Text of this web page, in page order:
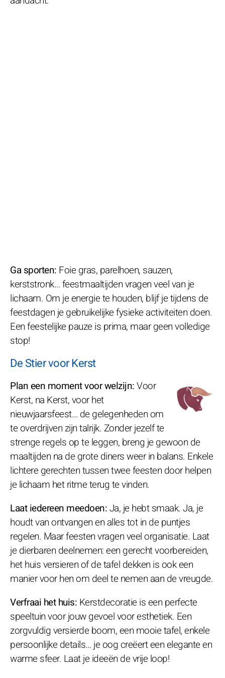
Ga sporten: Foie gras, parelhoen, sauzen,
kerststronk… feestmaaltijden vragen veel van je
lichaam. Om je energie te houden, blijf je tijdens de
feestdagen je gebruikelijke fysieke activiteiten doen.
Een feestelijke pauze is prima, maar geen volledige
stop!
De Stier voor Kerst
Plan een moment voor welzijn:Voor
Kerst, na Kerst, voor het
nieuwjaarsfeest… de gelegenheden om
te overdrijven zijn talrijk. Zonder jezelf te
strenge regels op te leggen, breng je gewoon de
maaltijden na de grote diners weer in balans. Enkele
lichtere gerechten tussen twee feesten door helpen
je lichaam het ritme terug te vinden.
Laat iedereen meedoen:Ja, je hebt smaak. Ja, je
houdt van ontvangen en alles tot in de puntjes
regelen. Maar feesten vragen veel organisatie. Laat
je dierbaren deelnemen: een gerecht voorbereiden,
het huis versieren of de tafel dekken is ook een
manier voor hen om deel te nemen aan de vreugde.
Verfraai het huis: Kerstdecoratie is een perfecte
speeltuin voor jouw gevoel voor esthetiek. Een
zorgvuldig versierde boom, een mooie tafel, enkele
persoonlijke details… je oog creëert een elegante en
warme sfeer. Laat je ideeën de vrije loop!